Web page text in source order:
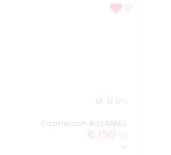
12 km
Cosmetisch Arts KNMG
€ 150 ,00
-